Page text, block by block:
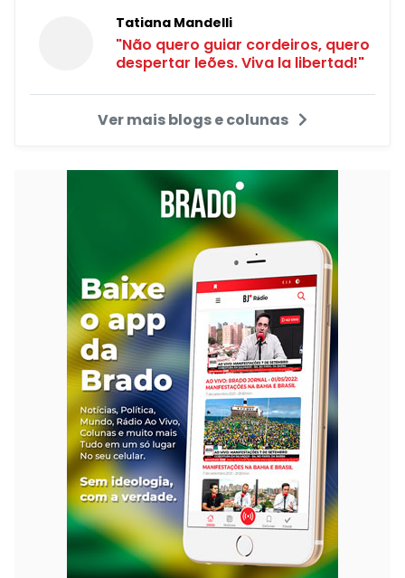
Tatiana Mandelli
"Não quero guiar cordeiros, quero
despertar leões. Viva la libertad!"
Ver mais blogs e colunas